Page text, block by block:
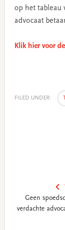
op het tableau
advocaat
Klik hier voor
FILED UNDER:
Geen
verdachte